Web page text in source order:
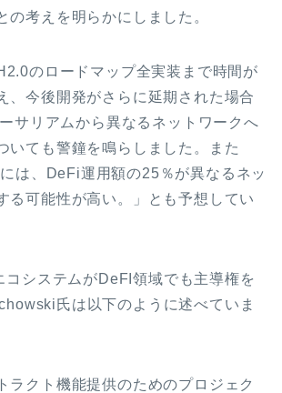
の考えを明らかにしました。
のロードマップ全実装まで時間が
、今後開発がさらに延期された場合
サリアムから異なるネットワークへ
いても警鐘を鳴らしました。また
は、DeFi運用額の25％が異なるネッ
る可能性が高い。」とも予想してい
コシステムがDeFI領域でも主導権を
氏は以下のように述べていま
ラクト機能提供のためのプロジェク